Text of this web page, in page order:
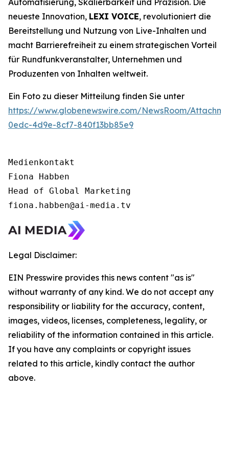
Automatisierung, Skalierbarkeit und Präzision. Die
neueste Innovation, LEXI VOICE, revolutioniert die
Bereitstellung und Nutzung von Live-Inhalten und
macht Barrierefreiheit zu einem strategischen Vorteil
für Rundfunkveranstalter, Unternehmen und
Produzenten von Inhalten weltweit.
Ein Foto zu dieser Mitteilung finden Sie unter
https://www.globenewswire.com/NewsRoom/
0edc-4d9e-8cf7-840f13bb85e9
Medienkontakt
Fiona Habben
Head of Global Marketing
fiona.habben@ai-media.tv
Legal Disclaimer:
EIN Presswire provides this news content "as is"
without warranty of any kind. We do not accept any
responsibility or liability for the accuracy, content,
images, videos, licenses, completeness, legality, or
reliability of the information contained in this article.
If you have any complaints or copyright issues
related to this article, kindly contact the author
above.